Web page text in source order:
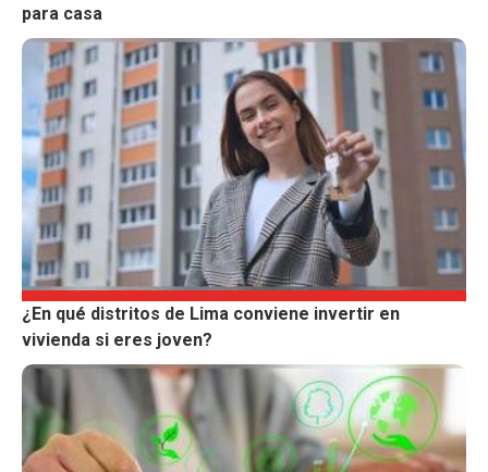
para casa
¿En qué distritos de Lima conviene invertir en
vivienda si eres joven?